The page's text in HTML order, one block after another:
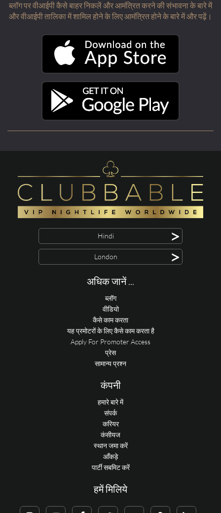
ब्लॉग पर वीआईपी कैसे बाहर निकलें और आमंत्रित करने की संभावना के बारे में
और वीआईपी तालिका में शामिल होने के लिए आमंत्रित होने के बारे में और पढ़ें।
Hindi >
London >
अधिक जानें ...
ब्लॉग
वीडियो
कैसे काम करता
यह प्रमोटरों के लिए कैसे काम करता है
Apply For Promoter Access
प्रेस
सामान्य प्रश्न
कंपनी
हमारे बारे में
संपर्क
करियर
कंसीयज
स्थान जमा करें
आँकड़े
पार्टी सबमिट करें
हमें मिलिये